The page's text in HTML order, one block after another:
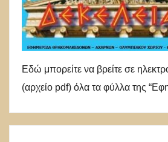
Εδώ μπορείτε να βρείτε σε
(αρχείο pdf) όλα τα φύλλα της